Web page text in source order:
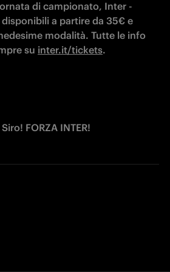
di campionato, Inter -
a partire da 35€ e
modalità. Tutte le info
su inter.it/tickets.
FORZA INTER!